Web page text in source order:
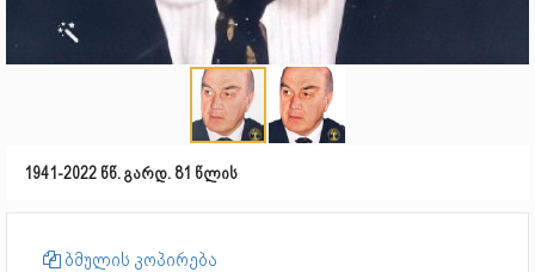
1941-2022 წწ. გარდ. 81 წლის
ბმულის კოპირება